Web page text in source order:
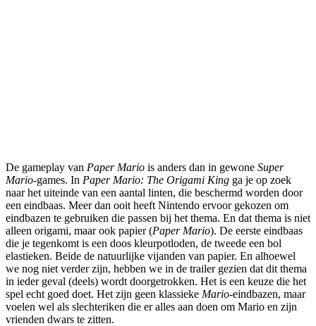
De gameplay van Paper Mario is anders dan in gewone Super
Mario-games. In Paper Mario: The Origami King ga je op zoek
naar het uiteinde van een aantal linten, die beschermd worden door
een eindbaas. Meer dan ooit heeft Nintendo ervoor gekozen om
eindbazen te gebruiken die passen bij het thema. En dat thema is niet
alleen origami, maar ook papier (Paper Mario). De eerste eindbaas
die je tegenkomt is een doos kleurpotloden, de tweede een bol
elastieken. Beide de natuurlijke vijanden van papier. En alhoewel
we nog niet verder zijn, hebben we in de trailer gezien dat dit thema
in ieder geval (deels) wordt doorgetrokken. Het is een keuze die het
spel echt goed doet. Het zijn geen klassieke Mario-eindbazen, maar
voelen wel als slechteriken die er alles aan doen om Mario en zijn
vrienden dwars te zitten.